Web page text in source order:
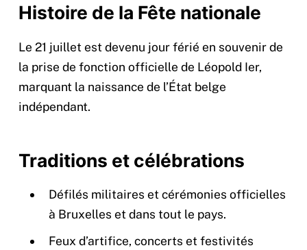
Histoire de la Fête nationale
Le 21 juillet est devenu jour férié en souvenir de
la prise de fonction officielle de Léopold Ier,
marquant la naissance de l’État belge
indépendant.
Traditions et célébrations
Défilés militaires et cérémonies officielles
à Bruxelles et dans tout le pays.
Feux d’artifice, concerts et festivités